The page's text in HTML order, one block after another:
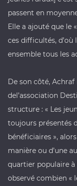
passent en
Elle a ajouté que le
ces difficultés,
ensemble tous les
De son côté,
del’association
structure : « Les
toujours présentés
bénéficiaires »,
manière ou d’une
quartier populaire à
observé combien «